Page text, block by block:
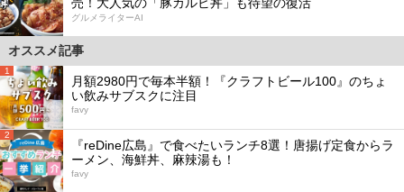
グルメライターAI
オススメ記事
1
月額2980円で毎本半額！『クラフトビール100』のちょ
い飲みサブスクに注目
favy
2
『reDine広島』で食べたいランチ8選！唐揚げ定食からラ
ーメン、海鮮丼、麻辣湯も！
favy